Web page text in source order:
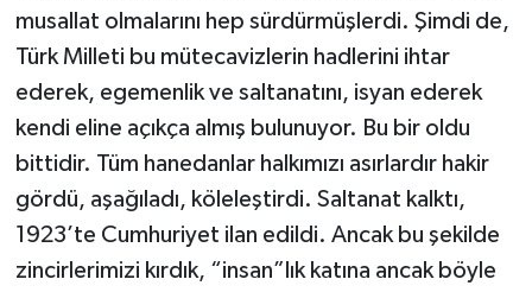
musallat olmalarını hep sürdürmüşlerdi. Şimdi de,
Türk Milleti bu mütecavizlerin hadlerini ihtar
ederek, egemenlik ve saltanatını, isyan ederek
kendi eline açıkça almış bulunuyor. Bu bir oldu
bittidir. Tüm hanedanlar halkımızı asırlardır hakir
gördü, aşağıladı, köleleştirdi. Saltanat kalktı,
1923’te Cumhuriyet ilan edildi. Ancak bu şekilde
zincirlerimizi kırdık, “insan”lık katına ancak böyle